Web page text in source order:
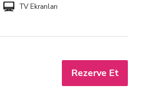
TV Ekranları
Rezerve Et